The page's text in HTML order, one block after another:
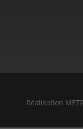
Réalisation